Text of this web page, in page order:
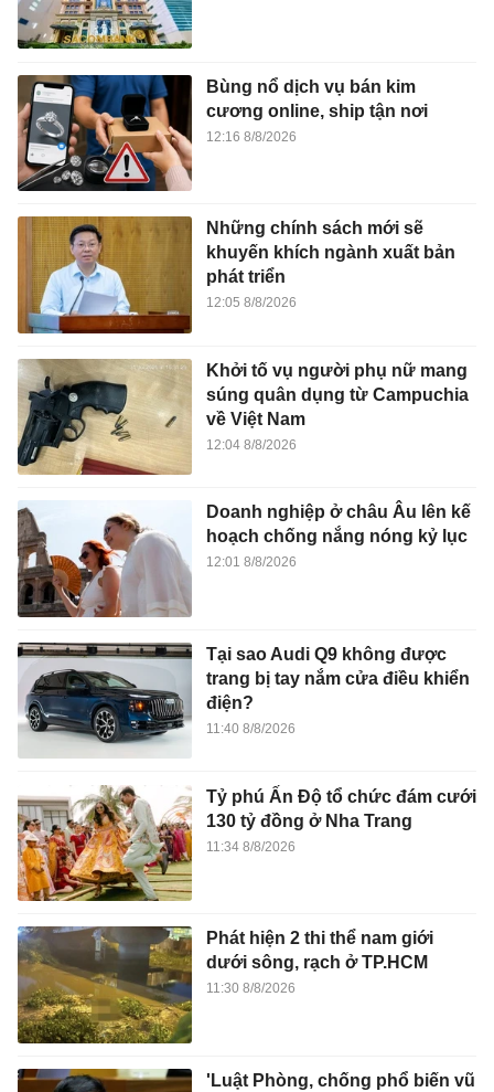
Bùng nổ dịch vụ bán kim
cương online, ship tận nơi
12:16 8/8/2026
Những chính sách mới sẽ
khuyến khích ngành xuất bản
phát triển
12:05 8/8/2026
Khởi tố vụ người phụ nữ mang
súng quân dụng từ Campuchia
về Việt Nam
12:04 8/8/2026
Doanh nghiệp ở châu Âu lên kế
hoạch chống nắng nóng kỷ lục
12:01 8/8/2026
Tại sao Audi Q9 không được
trang bị tay nắm cửa điều khiển
điện?
11:40 8/8/2026
Tỷ phú Ấn Độ tổ chức đám cưới
130 tỷ đồng ở Nha Trang
11:34 8/8/2026
Phát hiện 2 thi thể nam giới
dưới sông, rạch ở TP.HCM
11:30 8/8/2026
'Luật Phòng, chống phổ biến vũ